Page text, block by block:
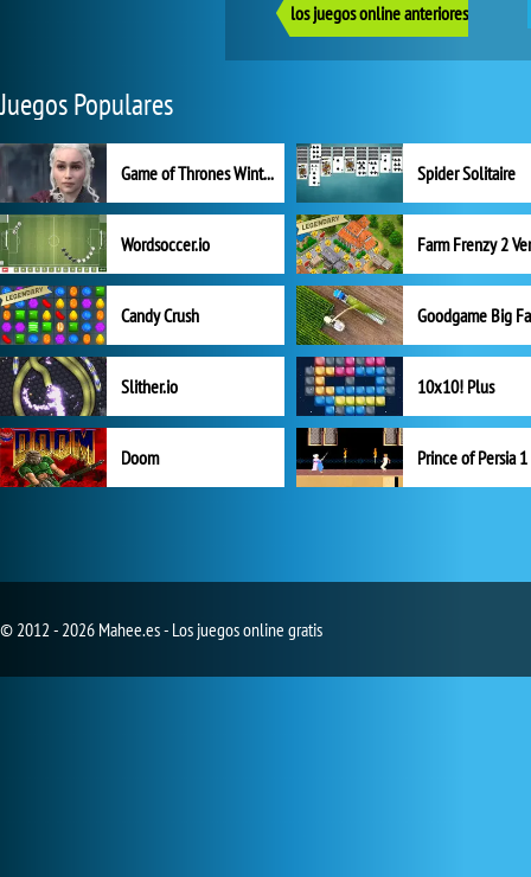
los juegos online anteriores
Juegos Populares
Game of Thrones Winter is Coming Spider Solitaire
Wordsoccer.io
Candy Crush Goodgame Big
Slither.io 10x10! Plus
Doom Prince of Persia 1
© 2012 - 2026 Mahee.es - Los juegos online gratis